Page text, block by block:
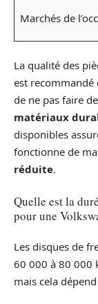
Marchés de
La qualité des
est recommandé
de ne pas faire
matériaux
disponibles
fonctionne de
réduite.
Quelle est la
pour une
Les disques de
60 000 à 80 000
mais cela